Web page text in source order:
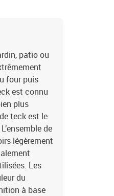
patio ou
four puis
est connu
plus
teck est le
de
légèrement
Les
du
à base